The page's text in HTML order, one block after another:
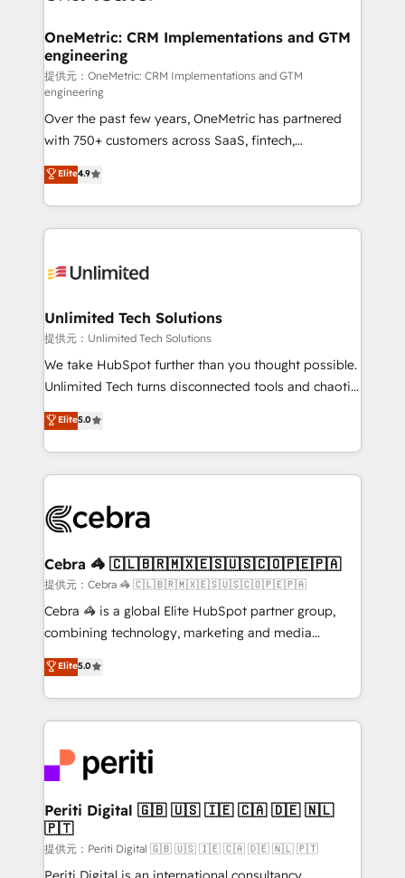
management, and speed up deal closures. With 500+
projects completed, our Agile approach ensures your
HubSpot CRM drives measurable results. Our
RevOps services align your sales, marketing, and
customer success teams for peak performance. We
optimize the revenue lifecycle—lead generation to
retention—by refining processes and eliminating
inefficiencies. Using HubSpot tools and data-driven
strategies, we create scalable solutions that
maximize profitability and adapt to your goals.
OneMetric: CRM Implementations and GTM
engineering
提供元：OneMetric: CRM Implementations and GTM
engineering
Over the past few years, OneMetric has partnered
with 750+ customers across SaaS, fintech,
healthcare, real estate, and other industries. With
150+ HubSpot-certified experts, we deliver scalable
solutions to complex GTM and RevOps challenges.
Our Expertise 🔹 Onboarding & Implementation:
tailored to your GTM motion. 🔹 Migrations:
from other CRMs to HubSpot without data loss or
downtime. 🔹 RevOps Strategy: Align teams,
processes, and data to drive revenue efficiency. 🔹
Integrations: Connect HubSpot with your tech stack
tailored apps, workflows, and configurations. We are
SOC 2 Type II and ISO 27001 certified, reinforcing
OneMetric that matters most: revenue.
Elite4.9
Unlimited Tech Solutions
提供元：Unlimited Tech Solutions
We take HubSpot further than you thought possible.
Unlimited Tech turns disconnected tools and chaotic
processes into a seamless, high-performing revenue
engine. We combine RevOps strategy with deep
technical execution to help teams scale faster—with
cleaner data, smarter automation, and more
Implementation & Migration · Native & Custom
Reporting & Analytics · GTM Architecture · Sales &
Marketing Enablement If you’re ready to elevate
HubSpot from “just your CRM” to your growth
infrastructure—let’s talk.
Elite5.0
Cebra 🦓 🇨🇱🇧🇷🇲🇽🇪🇸🇺🇸🇨🇴🇵🇪🇵🇦
提供元：Cebra 🦓 🇨🇱🇧🇷🇲🇽🇪🇸🇺🇸🇨🇴🇵🇪🇵🇦
Cebra 🦓 is a global Elite HubSpot partner group,
combining technology, marketing and media
expertise across Latin America and Southern
Europe, with teams across 7 countries. Born in Chile,
we combine local insight with international reach to
help businesses grow through technology, creativity,
500+ HubSpot implementations, building end-to-
end solutions that integrate CRM, AI automation,
inbound and loop marketing, content, and digital
creativity. Our multicultural team works in Spanish,
Portuguese, and English to design scalable strategies
that drive measurable growth. 🌎 Highlights: • 10+
Elite5.0
Periti Digital 🇬🇧 🇺🇸 🇮🇪 🇨🇦 🇩🇪 🇳🇱
🇵🇹
提供元：Periti Digital 🇬🇧 🇺🇸 🇮🇪 🇨🇦 🇩🇪 🇳🇱 🇵🇹